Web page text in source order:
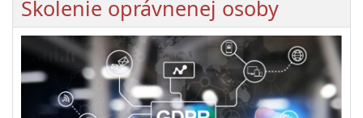
Školenie oprávnenej osoby